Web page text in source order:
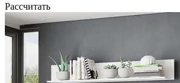
Рассчитать